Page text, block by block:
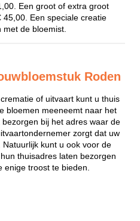
Een groot of extra groot
Een speciale creatie
de bloemist.
Roden
of uitvaart kunt u thuis
bloemen meeneemt naar het
bij het adres waar de
zorgt dat uw
kunt u ook voor de
thuisadres laten bezorgen
troost te bieden.